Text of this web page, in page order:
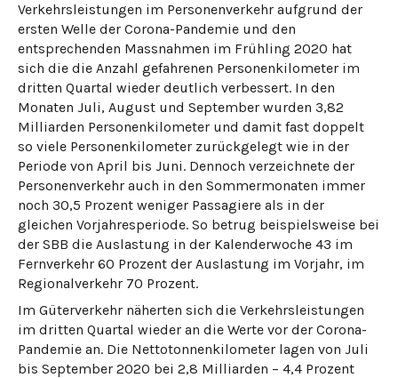
Verkehrsleistungen im Personenverkehr aufgrund der
ersten Welle der Corona-Pandemie und den
entsprechenden Massnahmen im Frühling 2020 hat
sich die die Anzahl gefahrenen Personenkilometer im
dritten Quartal wieder deutlich verbessert. In den
Monaten Juli, August und September wurden 3,82
Milliarden Personenkilometer und damit fast doppelt
so viele Personenkilometer zurückgelegt wie in der
Periode von April bis Juni. Dennoch verzeichnete der
Personenverkehr auch in den Sommermonaten immer
noch 30,5 Prozent weniger Passagiere als in der
gleichen Vorjahresperiode. So betrug beispielsweise bei
der SBB die Auslastung in der Kalenderwoche 43 im
Fernverkehr 60 Prozent der Auslastung im Vorjahr, im
Regionalverkehr 70 Prozent.
Im Güterverkehr näherten sich die Verkehrsleistungen
im dritten Quartal wieder an die Werte vor der Corona-
Pandemie an. Die Nettotonnenkilometer lagen von Juli
bis September 2020 bei 2,8 Milliarden – 4,4 Prozent